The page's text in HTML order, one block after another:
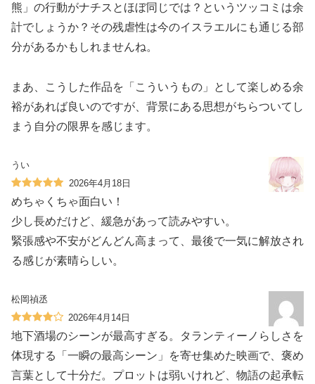
熊」の行動がナチスとほぼ同じでは？というツッコミは余
計でしょうか？その残虐性は今のイスラエルにも通じる部
分があるかもしれませんね。
まあ、こうした作品を「こういうもの」として楽しめる余
裕があれば良いのですが、背景にある思想がちらついてし
まう自分の限界を感じます。
うい
2026年4月18日
めちゃくちゃ面白い！
少し長めだけど、緩急があって読みやすい。
緊張感や不安がどんどん高まって、最後で一気に解放され
る感じが素晴らしい。
松岡禎丞
2026年4月14日
地下酒場のシーンが最高すぎる。タランティーノらしさを
体現する「一瞬の最高シーン」を寄せ集めた映画で、褒め
言葉として十分だ。プロットは弱いけれど、物語の起承転